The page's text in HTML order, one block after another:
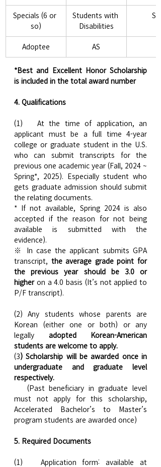
Specials (6 or
so)
Students with
Disabilities
SD
Adoptee AS
*Best and Excellent Honor Scholarship
is included in the total award number
4. Qualifications
(1)   At the time of application, an
applicant must be a full time 4-year
college or graduate student in the U.S.
who can submit transcripts for the
previous one academic year (Fall, 2024 ~
Spring*, 2025). Especially student who
gets graduate admission should submit
the relating documents.
* If not available, Spring 2024 is also
accepted if the reason for not being
available is submitted with the
evidence).
※ In case the applicant submits GPA
transcript, the average grade point for
the previous year should be 3.0 or
higher on a 4.0 basis (It’s not applied to
P/F transcript).
(2) Any students whose parents are
Korean (either one or both) or any
legally adopted Korean-American
students are welcome to apply.
(3) Scholarship will be awarded once in
undergraduate and graduate level
respectively.
(Past beneficiary in graduate level
must not apply for this scholarship,
Accelerated Bachelor’s to Master’s
program students are awarded once)
5. Required Documents